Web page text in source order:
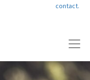
contact.